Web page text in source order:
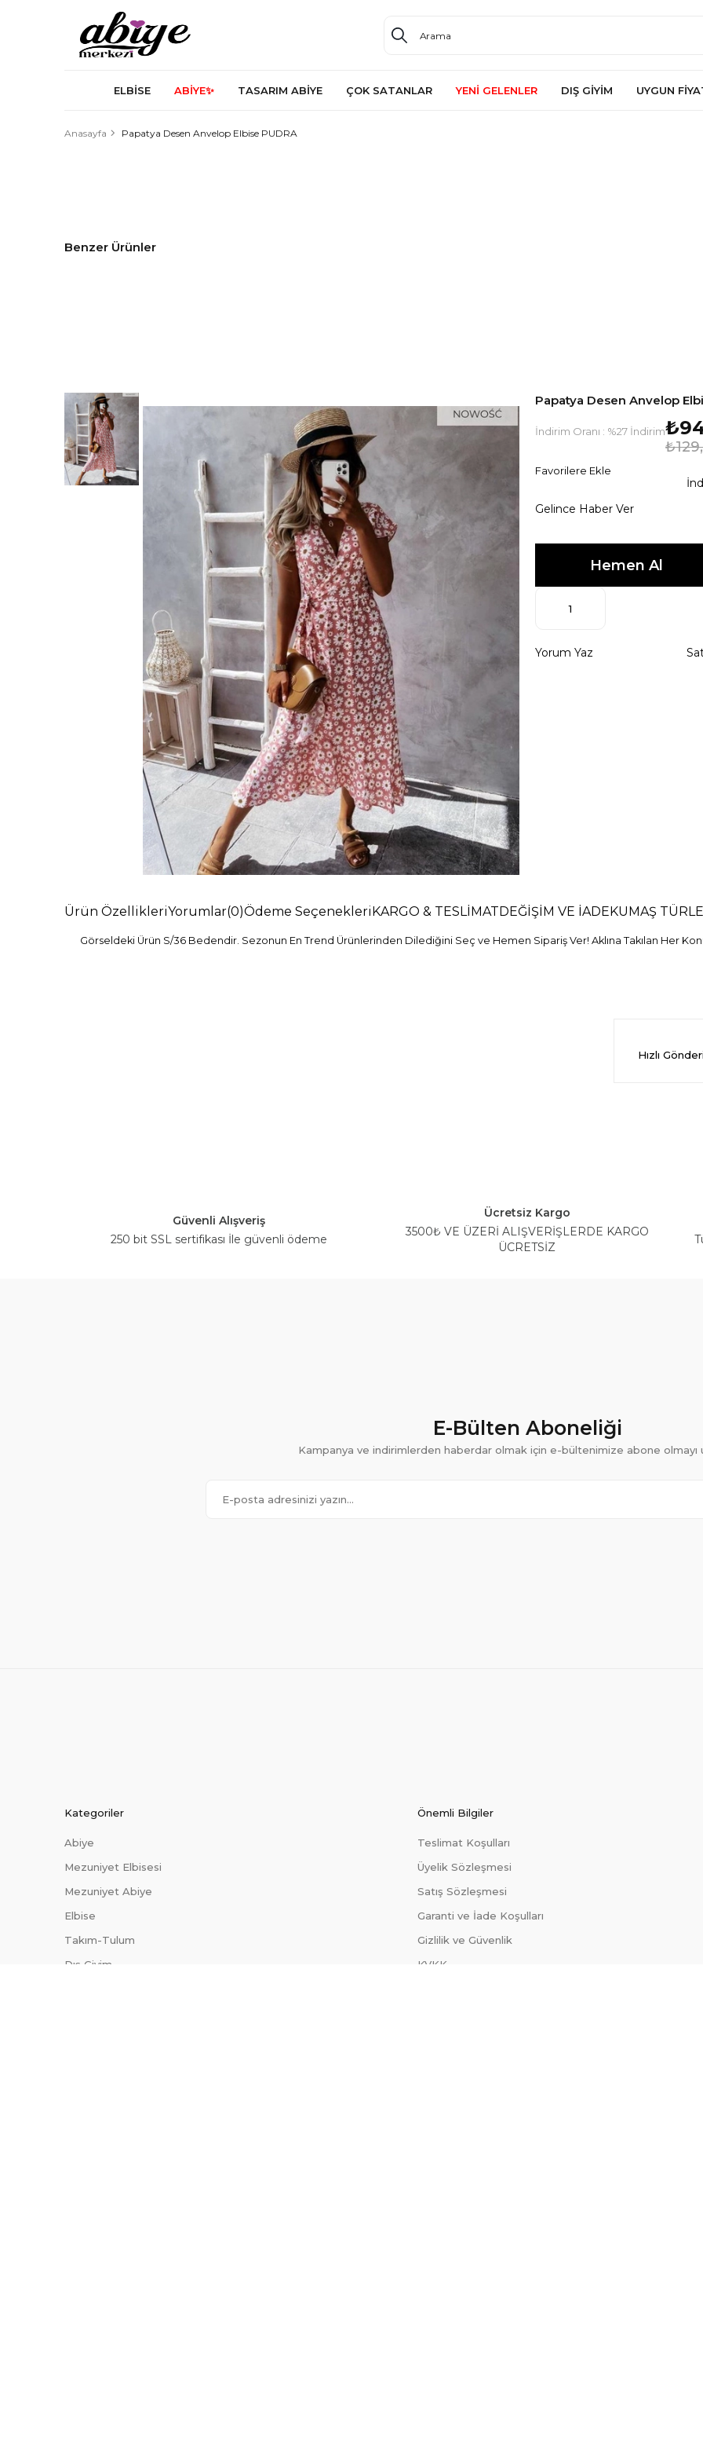
ELBİSE ABİYE✨ TASARIM ABİYE ÇOK SATANLAR YENİ GELENLER DIŞ GİYİM UYGUN
Anasayfa Papatya Desen Anvelop Elbise PUDRA
Benzer Ürünler
Papatya Desen Anvelop
İndirim Oranı : %27 İndirim
Favorilere Ekle
Gelince Haber Ver
Yorum Yaz
Ürün ÖzellikleriYorumlar(0)Ödeme SeçenekleriKARGO & TESLİMATDEĞİŞİM VE İADEKUMAŞ
Görseldeki Ürün S/36 Bedendir. Sezonun En Trend Ürünlerinden Dilediğini Seç ve Hemen Sipariş Ver! Aklına Takılan Her
Hızlı
Güvenli Alışveriş
250 bit SSL sertifikası İle güvenli ödeme
Ücretsiz Kargo
3500₺ VE ÜZERİ ALIŞVERİŞLERDE KARGO
ÜCRETSİZ
E-Bülten Aboneliği
Kampanya ve indirimlerden haberdar olmak için e-bültenimize abone olmayı
Kategoriler
Abiye
Mezuniyet Elbisesi
Mezuniyet Abiye
Elbise
Takım-Tulum
Dış Giyim
Önemli Bilgiler
Teslimat Koşulları
Üyelik Sözleşmesi
Satış Sözleşmesi
Garanti ve İade Koşulları
Gizlilik ve Güvenlik
KVKK